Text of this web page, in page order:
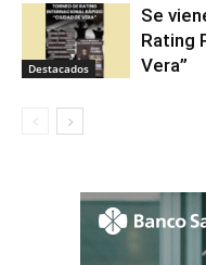
Destacados
Se
Rating
Vera”